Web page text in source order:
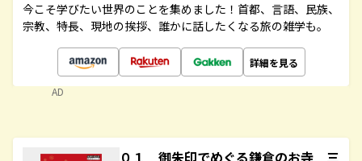
今こそ学びたい世界のことを集めました！首都、言語、民族、
宗教、特長、現地の挨拶、誰かに話したくなる旅の雑学も。
詳細を見る
AD
０１ 御朱印でめぐる鎌倉のお寺 三